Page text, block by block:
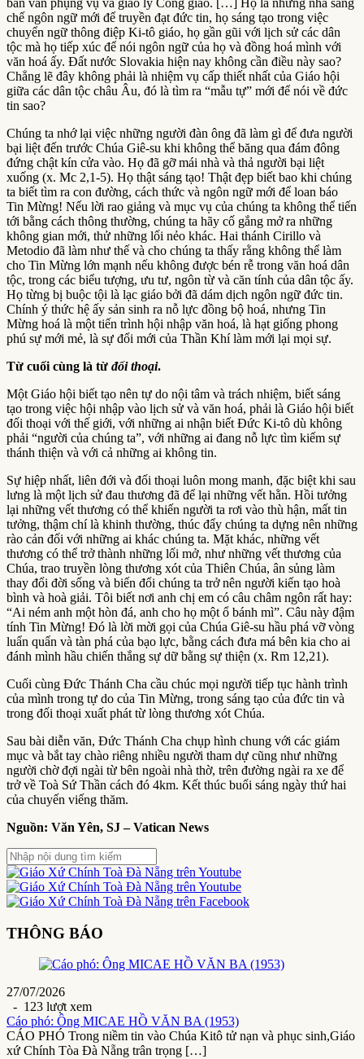
chế ngôn ngữ mới để truyền đạt đức tin, họ sáng tạo trong việc
chuyển ngữ thông điệp Ki-tô giáo, họ gần gũi với lịch sử các dân
tộc mà họ tiếp xúc để nói ngôn ngữ của họ và đồng hoá mình với
văn hoá ấy. Đất nước Slovakia hiện nay không cần điều này sao?
Chẳng lẽ đây không phải là nhiệm vụ cấp thiết nhất của Giáo hội
giữa các dân tộc châu Âu, đó là tìm ra “mẫu tự” mới để nói về đức
tin sao?
Chúng ta nhớ lại việc những người đàn ông đã làm gì để đưa người
bại liệt đến trước Chúa Giê-su khi không thể băng qua đám đông
đứng chật kín cửa vào. Họ đã gỡ mái nhà và thả người bại liệt
xuống (x. Mc 2,1-5). Họ thật sáng tạo! Thật đẹp biết bao khi chúng
ta biết tìm ra con đường, cách thức và ngôn ngữ mới để loan báo
Tin Mừng! Nếu lời rao giảng và mục vụ của chúng ta không thể tiến
tới bằng cách thông thường, chúng ta hãy cố gắng mở ra những
không gian mới, thử những lối nẻo khác. Hai thánh Cirillo và
Metodio đã làm như thế và cho chúng ta thấy rằng không thể làm
cho Tin Mừng lớn mạnh nếu không được bén rễ trong văn hoá dân
tộc, trong các biểu tượng, ưu tư, ngôn từ và căn tính của dân tộc ấy.
Họ từng bị buộc tội là lạc giáo bởi đã dám dịch ngôn ngữ đức tin.
Chính ý thức hệ ấy sản sinh ra nỗ lực đồng bộ hoá, nhưng Tin
Mừng hoá là một tiến trình hội nhập văn hoá, là hạt giống phong
phú sự mới mẻ, là sự đổi mới của Thần Khí làm mới lại mọi sự.
Từ cuối cùng là từ đối thoại.
Một Giáo hội biết tạo nên tự do nội tâm và trách nhiệm, biết sáng
tạo trong việc hội nhập vào lịch sử và văn hoá, phải là Giáo hội biết
đối thoại với thế giới, với những ai nhận biết Đức Ki-tô dù không
phải “người của chúng ta”, với những ai đang nỗ lực tìm kiếm sự
thánh thiện và với cả những ai không tin.
Sự hiệp nhất, liên đới và đối thoại luôn mong manh, đặc biệt khi sau
lưng là một lịch sử đau thương đã để lại những vết hằn. Hồi tưởng
lại những vết thương có thể khiến người ta rơi vào thù hận, mất tin
tưởng, thậm chí là khinh thường, thúc đẩy chúng ta dựng nên những
rào cản đối với những ai khác chúng ta. Mặt khác, những vết
thương có thể trở thành những lối mở, như những vết thương của
Chúa, trao truyền lòng thương xót của Thiên Chúa, ân sủng làm
thay đổi đời sống và biến đổi chúng ta trở nên người kiến tạo hoà
bình và hoà giải. Tôi biết nơi anh chị em có câu châm ngôn rất hay:
“Ai ném anh một hòn đá, anh cho họ một ổ bánh mì”. Câu này đậm
tính Tin Mừng! Đó là lời mời gọi của Chúa Giê-su hầu phá vỡ vòng
luẩn quẩn và tàn phá của bạo lực, bằng cách đưa má bên kia cho ai
đánh mình hầu chiến thắng sự dữ bằng sự thiện (x. Rm 12,21).
Cuối cùng Đức Thánh Cha cầu chúc mọi người tiếp tục hành trình
của mình trong tự do của Tin Mừng, trong sáng tạo của đức tin và
trong đối thoại xuất phát từ lòng thương xót Chúa.
Sau bài diễn văn, Đức Thánh Cha chụp hình chung với các giám
mục và bắt tay chào riêng nhiều người tham dự cũng như những
người chờ đợi ngài từ bên ngoài nhà thờ, trên đường ngài ra xe để
trở về Toà Sứ Thần cách đó 4km. Kết thúc buổi sáng ngày thứ hai
của chuyến viếng thăm.
Nguồn: Văn Yên, SJ – Vatican News
THÔNG BÁO
27/07/2026
- 123 lượt xem
Cáo phó: Ông MICAE HỒ VĂN BA (1953)
CÁO PHÓ Trong niềm tin vào Chúa Kitô tử nạn và phục sinh,Giáo
xứ Chính Tòa Đà Nẵng trân trọng […]